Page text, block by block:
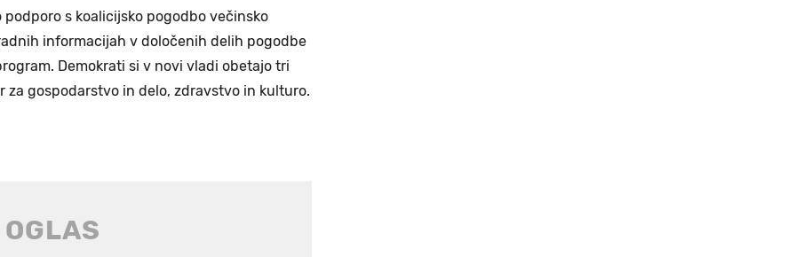
podporo s koalicijsko pogodbo večinsko
informacijah v določenih delih pogodbe
Demokrati si v novi vladi obetajo tri
za gospodarstvo in delo, zdravstvo in kulturo.